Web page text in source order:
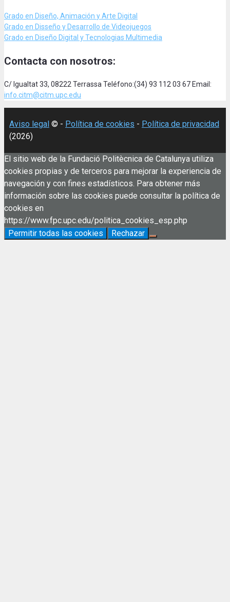
Grado en Diseño, Animación y Arte Digital
Grado en Disseño y Desarrollo de Videojuegos
Grado en Diseño Digital y Tecnologias Multimedia
Contacta con nosotros:
C/ Igualtat 33, 08222 Terrassa Teléfono:(34) 93 112 03 67 Email:
info.citm@citm.upc.edu
Aviso legal © - Política de cookies - Política de privacidad
(2026)
El sitio web de la Fundació Politècnica de Catalunya utiliza
cookies propias y de terceros para mejorar la experiencia de
navegación y con fines estadísticos. Para obtener más
información sobre las cookies puede consultar la política de
cookies en
https://www.fpc.upc.edu/politica_cookies_esp.php
Permitir todas las cookies
Rechazar